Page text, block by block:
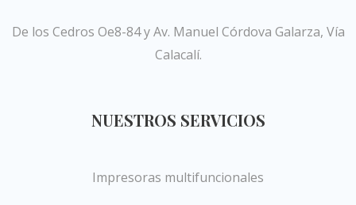
De los Cedros Oe8-84 y Av. Manuel Córdova Galarza, Vía
Calacalí.
NUESTROS SERVICIOS
Impresoras multifuncionales